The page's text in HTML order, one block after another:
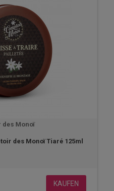
des Monoï
des Monoï Tiaré 125ml
KAUFEN